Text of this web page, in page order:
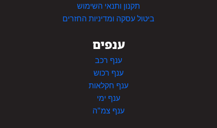
תקנון ותנאי השימוש
ביטול עסקה ומדיניות החזרים
ענפים
ענף רכב
ענף רכוש
ענף חקלאות
ענף ימי
ענף צמ"ה